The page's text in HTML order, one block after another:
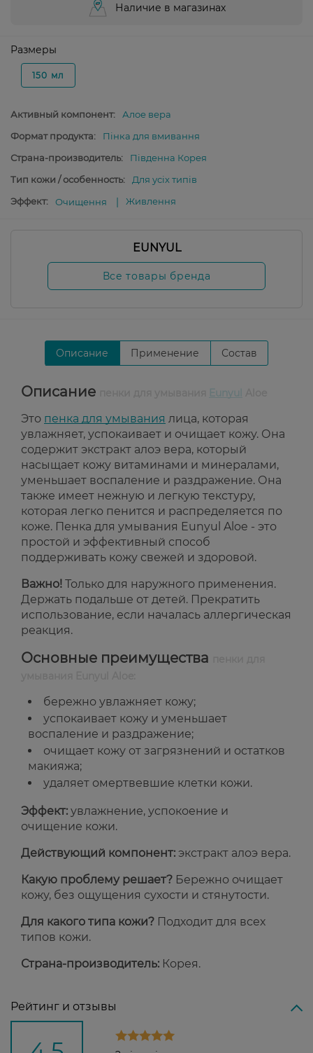
Наличие в магазинах
Размеры
150 мл
Активный компонент:
Алое вера
Формат продукта:
Пінка для вмивання
Страна-производитель:
Південна Корея
Тип кожи / особенность:
Для усіх типів
Эффект:
Очищення Живлення
EUNYUL
Все товары бренда
Описание Применение Состав
Описание Eunyul
Это пенка для умывания лица, которая
увлажняет, успокаивает и очищает кожу. Она
содержит экстракт алоэ вера, который
насыщает кожу витаминами и минералами,
уменьшает воспаление и раздражение. Она
также имеет нежную и легкую текстуру,
которая легко пенится и распределяется по
коже. Пенка для умывания Eunyul Aloe - это
простой и эффективный способ
поддерживать кожу свежей и здоровой.
Важно! Только для наружного применения.
Держать подальше от детей. Прекратить
использование, если началась аллергическая
реакция.
Основные преимущества
бережно увлажняет кожу;
успокаивает кожу и уменьшает
воспаление и раздражение;
очищает кожу от загрязнений и остатков
макияжа;
удаляет омертвевшие клетки кожи.
Эффект: увлажнение, успокоение и
очищение кожи.
Действующий компонент: экстракт алоэ вера.
Какую проблему решает? Бережно очищает
кожу, без ощущения сухости и стянутости.
Для какого типа кожи? Подходит для всех
типов кожи.
Страна-производитель: Корея.
Рейтинг и отзывы